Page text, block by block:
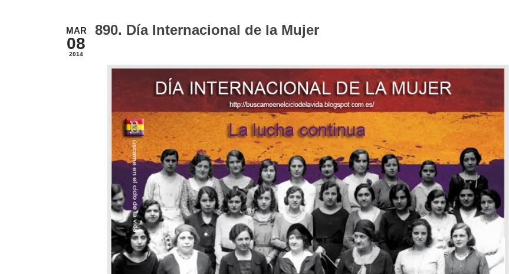
MAR
08
2014
890. Día Internacional de la Mujer